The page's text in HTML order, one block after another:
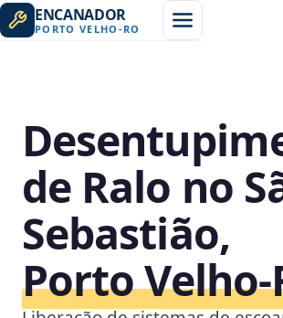
ENCANADOR
PORTO VELHO -RO
de Ralo no
Sebastião,
Porto